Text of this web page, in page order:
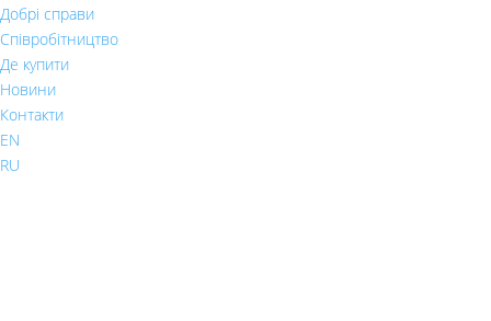
Добрі справи
Співробітництво
Де купити
Новини
Контакти
EN
RU